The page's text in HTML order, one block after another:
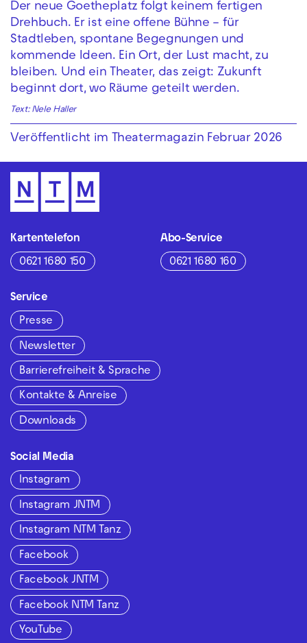
Der neue Goetheplatz folgt keinem fertigen
Drehbuch. Er ist eine offene Bühne – für
Stadtleben, spontane Begegnungen und
kommende Ideen. Ein Ort, der Lust macht, zu
bleiben. Und ein Theater, das zeigt: Zukunft
beginnt dort, wo Räume geteilt werden.
Text: Nele Haller
Veröffentlicht im Theatermagazin Februar 2026
Kartentelefon
0621 1680 150
Abo-Service
0621 1680 160
Service
Presse
Newsletter
Barrierefreiheit & Sprache
Kontakte & Anreise
Downloads
Social Media
Instagram
Instagram JNTM
Instagram NTM Tanz
Facebook
Facebook JNTM
Facebook NTM Tanz
YouTube